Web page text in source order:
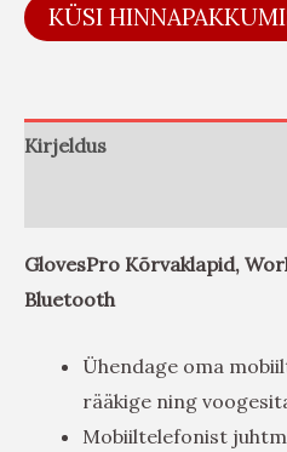
KÜSI
Kirjeldus
GlovesPro Kõrvaklapid,
Bluetooth
Ühendage oma
rääkige ning
Mobiiltelefonist